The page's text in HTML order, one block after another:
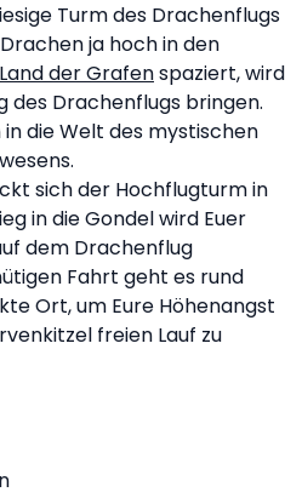
Turm des Drachenflugs
ja hoch in den
Land der Grafenspaziert, wird
des Drachenflugs bringen.
die Welt des mystischen
sich der Hochflugturm in
in die Gondel wird Euer
dem Drachenflug
Fahrt geht es rund
Ort, um Eure Höhenangst
freien Lauf zu